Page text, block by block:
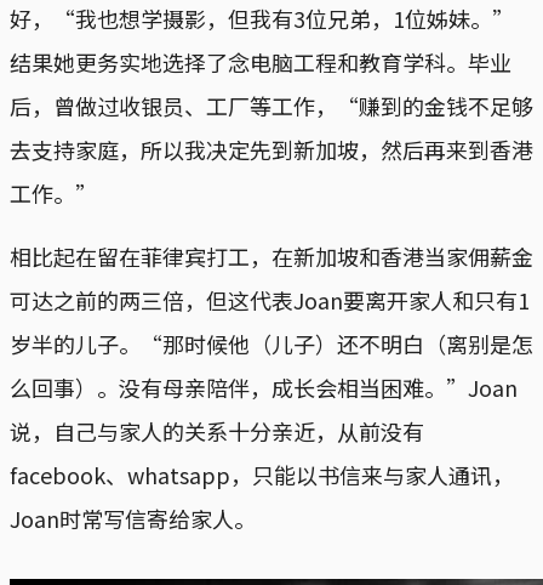
好，“我也想学摄影，但我有3位兄弟，1位姊妹。”
结果她更务实地选择了念电脑工程和教育学科。毕业
后，曾做过收银员、工厂等工作，“赚到的金钱不足够
去支持家庭，所以我决定先到新加坡，然后再来到香港
工作。”
相比起在留在菲律宾打工，在新加坡和香港当家佣薪金
可达之前的两三倍，但这代表Joan要离开家人和只有1
岁半的儿子。“那时候他（儿子）还不明白（离别是怎
么回事）。没有母亲陪伴，成长会相当困难。”Joan
说，自己与家人的关系十分亲近，从前没有
facebook、whatsapp，只能以书信来与家人通讯，
Joan时常写信寄给家人。